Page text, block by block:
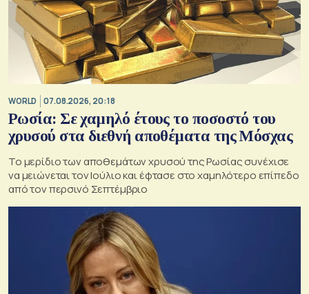
WORLD 07.08.2026, 20:18
Ρωσία: Σε χαμηλό έτους το ποσοστό του
χρυσού στα διεθνή αποθέματα της Μόσχας
Το μερίδιο των αποθεμάτων χρυσού της Ρωσίας συνέχισε
να μειώνεται τον Ιούλιο και έφτασε στο χαμηλότερο επίπεδο
από τον περσινό Σεπτέμβριο